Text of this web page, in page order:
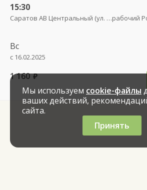
15:30
Саратов АВ Центральный (ул. им. Пугачева, 179 А)
Вс
с 16.02.2025
1 160 руб.
Мы используем cookie-файлы
ваших действий,
сайта.
Принять